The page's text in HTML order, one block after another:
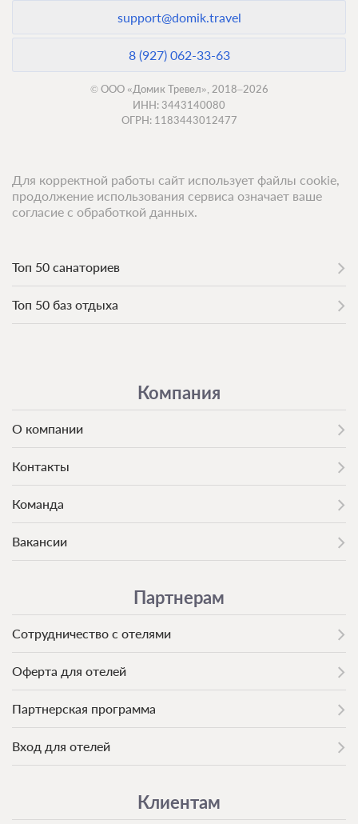
support@domik.travel
8 (927) 062-33-63
© ООО «Домик Тревел», 2018–2026
ИНН: 3443140080
ОГРН: 1183443012477
Топ 50 санаториев
Топ 50 баз отдыха
Компания
О компании
Контакты
Команда
Вакансии
Партнерам
Сотрудничество с отелями
Оферта для отелей
Партнерская программа
Вход для отелей
Клиентам
Для корректной работы сайт использует файлы cookie,
продолжение использования сервиса означает ваше
согласие с обработкой данных.